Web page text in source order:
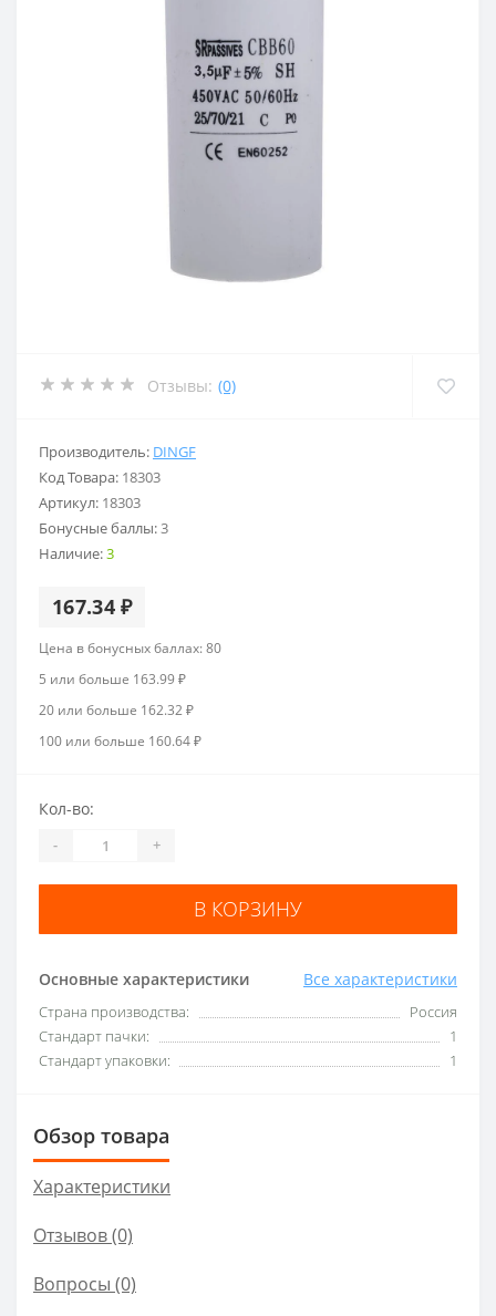
Отзывы: (0)
Производитель: DINGF
Код Товара: 18303
Артикул: 18303
Бонусные баллы:3
Наличие:3
167.34 ₽
Цена в бонусных баллах: 80
5 или больше 163.99 ₽
20 или больше 162.32 ₽
100 или больше 160.64 ₽
Основные характеристики Все характеристики
Страна производства:
Россия
Стандарт пачки:
1
Стандарт упаковки:
1
Кол-во:
- +
В КОРЗИНУ
Обзор товара
Характеристики
Отзывов (0)
Вопросы (0)